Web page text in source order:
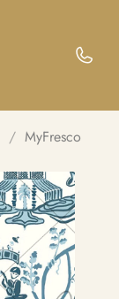
MyFresco